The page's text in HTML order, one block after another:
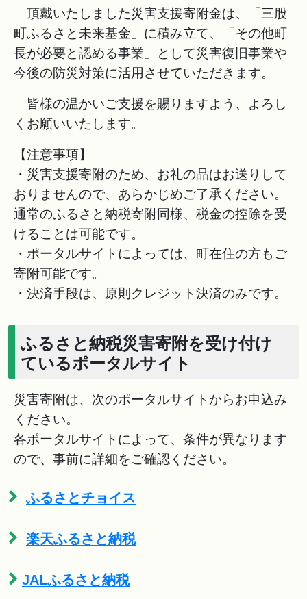
頂戴いたしました災害支援寄附金は、「三股
町ふるさと未来基金」に積み立て、「その他町
長が必要と認める事業」として災害復旧事業や
今後の防災対策に活用させていただきます。
皆様の温かいご支援を賜りますよう、よろし
くお願いいたします。
【注意事項】
・災害支援寄附のため、お礼の品はお送りして
おりませんので、あらかじめご了承ください。
通常のふるさと納税寄附同様、税金の控除を受
けることは可能です。
・ポータルサイトによっては、町在住の方もご
寄附可能です。
・決済手段は、原則クレジット決済のみです。
ふるさと納税災害寄附を受け付け
ているポータルサイト
災害寄附は、次のポータルサイトからお申込み
ください。
各ポータルサイトによって、条件が異なります
ので、事前に詳細をご確認ください。
ふるさとチョイス
楽天ふるさと納税
JALふるさと納税